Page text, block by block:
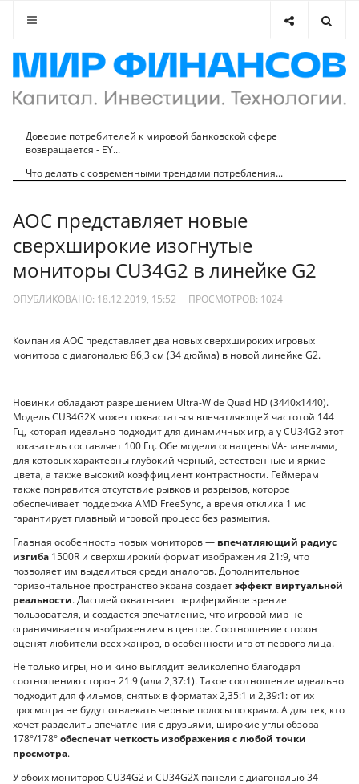
Доверие потребителей к мировой банковской сфере
возвращается - EY...
Что делать с современными трендами потребления...
AOC представляет новые
сверхширокие изогнутые
мониторы CU34G2 в линейке G2
ОПУБЛИКОВАНО: 18.12.2019, 15:52 ПРОСМОТРОВ: 1024
Компания AOC представляет два новых сверхшироких игровых
монитора с диагональю 86,3 см (34 дюйма) в новой линейке G2.
Новинки обладают разрешением Ultra-Wide Quad HD (3440x1440).
Модель CU34G2X может похвастаться впечатляющей частотой 144
Гц, которая идеально подходит для динамичных игр, а у CU34G2 этот
показатель составляет 100 Гц. Обе модели оснащены VA-панелями,
для которых характерны глубокий черный, естественные и яркие
цвета, а также высокий коэффициент контрастности. Геймерам
также понравится отсутствие рывков и разрывов, которое
обеспечивает поддержка AMD FreeSync, а время отклика 1 мс
гарантирует плавный игровой процесс без размытия.
Главная особенность новых мониторов — впечатляющий радиус
изгиба 1500R и сверхширокий формат изображения 21:9, что
позволяет им выделиться среди аналогов. Дополнительное
горизонтальное пространство экрана создаетэффект виртуальной
реальности. Дисплей охватывает периферийное зрение
пользователя, и создается впечатление, что игровой мир не
ограничивается изображением в центре. Соотношение сторон
оценят любители всех жанров, в особенности игр от первого лица.
Не только игры, но и кино выглядит великолепно благодаря
соотношению сторон 21:9 (или 2,37:1). Такое соотношение идеально
подходит для фильмов, снятых в форматах 2,35:1 и 2,39:1: от их
просмотра не будут отвлекать черные полосы по краям. А для тех, кто
хочет разделить впечатления с друзьями, широкие углы обзора
178°/178°обеспечат четкость изображения с любой точки
просмотра.
У обоих мониторов CU34G2 и CU34G2X панели с диагональю 34